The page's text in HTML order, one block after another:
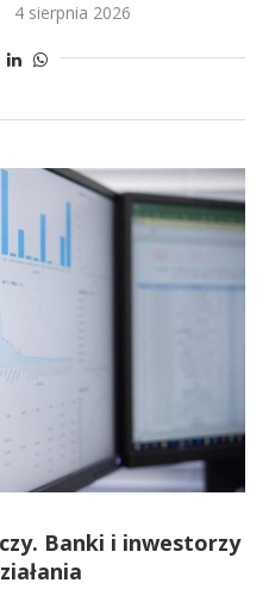
4 sierpnia 2026
Banki i inwestorzy